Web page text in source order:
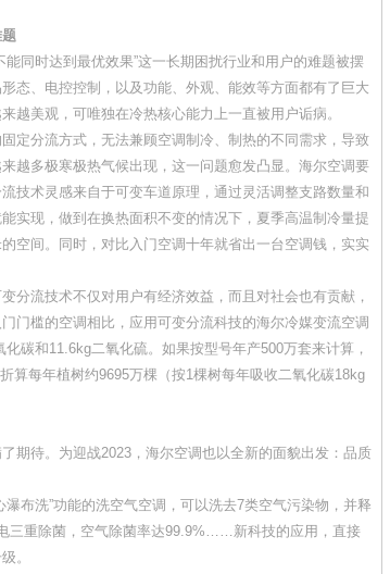
同时达到最优效果”这一长期困扰行业和用户的难题被摆
态、电控控制，以及功能、外观、能效等方面都有了巨大
越美观，可唯独在冷热核心能力上一直被用户诟病。
分流方式，无法兼顾空调制冷、制热的不同需求，导致
越多极寒极热气候出现，这一问题愈发凸显。海尔空调要
技术灵感来自于可变车道原理，通过灵活调整支路数量和
实现，做到在换热面积不变的情况下，夏季高温制冷量提
空间。同时，对比入门空调十年就省出一台空调钱，实实
流技术不仅对用户有经济效益，而且对社会也有贡献，
门槛的空调相比，应用可变分流科技的海尔冷媒变流空调
碳和11.6kg二氧化硫。如果按型号年产500万套来计算，
算每年植树约9695万棵（按1棵树每年吸收二氧化碳18kg
待。为迎战2023，海尔空调也以全新的面貌出发：品质
洗”功能的洗空气空调，可以洗去7类空气污染物，并释
三重除菌，空气除菌率达99.9%……新科技的应用，直接
。